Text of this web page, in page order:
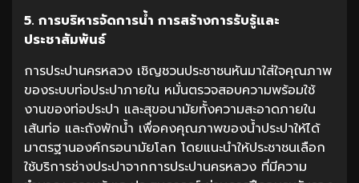
5. การบริหารจัดการน้ำ การสร้างการรับรู้และ
ประชาสัมพันธ์
การประปานครหลวง เชิญชวนประชาชนหันมาใส่ใจคุณภาพ
ของระบบท่อประปาภายใน หมั่นตรวจสอบความพร้อมใช้
งานของท่อประปา และสุขอนามัยทั้งความสะอาดภายใน
เส้นท่อ และถังพักน้ำ เพื่อคงคุณภาพของน้ำประปาให้ได้
มาตรฐานองค์กรอนามัยโลก โดยแนะนำให้ประชาชนเลือก
ใช้บริการช่างประปาจากการประปานครหลวง ที่มีความ